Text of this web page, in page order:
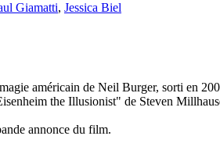
Giamatti, Jessica Biel
américain de Neil Burger, sorti en
the Illusionist" de Steven
annonce du film.